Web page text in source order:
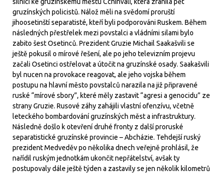
gruzínských policistů. Nálož měli na svědomí proruští
jihoosetinští separatisté, kteří byli podporováni Ruskem. Během
následných přestřelek mezi povstalci a vládními silami bylo
zabito šest Osetinců. Prezident Gruzie Michail Saakašvili se
ještě pokusil o mírové řešení, ale po jeho televizním projevu
začali Osetinci ostřelovat a útočit na gruzínské osady. Saakašvili
byl nucen na provokace reagovat, ale jeho vojska během
postupu na hlavní město povstalců narazila na již připravené
ruské “mírové sbory”, které měly zastavit “agresi a genocidu” ze
strany Gruzie. Rusové záhy zahájili vlastní ofenzívu, včetně
leteckého bombardování gruzínských měst a infrastruktury.
Následně došlo k otevření druhé fronty z další proruské
separatistické gruzínské provincie – Abcházie. Tehdejší ruský
prezident Medveděv po několika dnech veřejně prohlásil, že
nařídil ruským jednotkám ukončit nepřátelství, avšak ty
postupovaly dále ještě týden a zastavily se jen několik kilometrů